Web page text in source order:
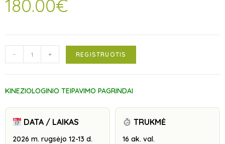
180.00€
- + REGISTRUOTIS
KINEZIOLOGINIO TEIPAVIMO PAGRINDAI
DATA / LAIKAS
2026 m. rugsėjo 12-13 d.
TRUKMĖ
16 ak. val.